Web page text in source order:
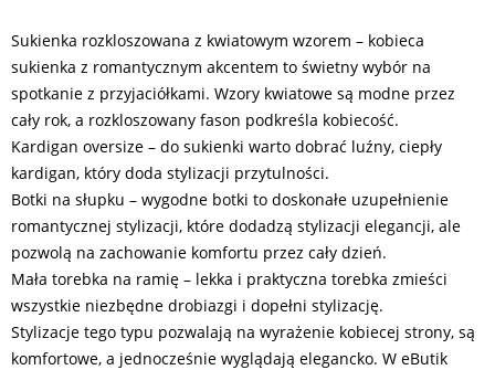
Sukienka rozkloszowana z kwiatowym wzorem – kobieca
sukienka z romantycznym akcentem to świetny wybór na
spotkanie z przyjaciółkami. Wzory kwiatowe są modne przez
cały rok, a rozkloszowany fason podkreśla kobiecość.
Kardigan oversize – do sukienki warto dobrać luźny, ciepły
kardigan, który doda stylizacji przytulności.
Botki na słupku – wygodne botki to doskonałe uzupełnienie
romantycznej stylizacji, które dodadzą stylizacji elegancji, ale
pozwolą na zachowanie komfortu przez cały dzień.
Mała torebka na ramię – lekka i praktyczna torebka zmieści
wszystkie niezbędne drobiazgi i dopełni stylizację.
Stylizacje tego typu pozwalają na wyrażenie kobiecej strony, są
komfortowe, a jednocześnie wyglądają elegancko. W eButik